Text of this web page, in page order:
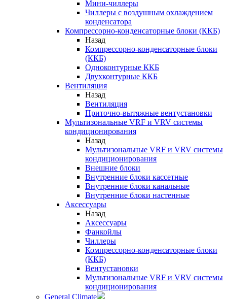
Мини-чиллеры
Чиллеры с воздушным охлаждением
конденсатора
Компрессорно-конденсаторные блоки (ККБ)
Назад
Компрессорно-конденсаторные блоки
(ККБ)
Одноконтурные ККБ
Двухконтурные ККБ
Вентиляция
Назад
Вентиляция
Приточно-вытяжные вентустановки
Мультизональные VRF и VRV системы
кондиционирования
Назад
Мультизональные VRF и VRV системы
кондиционирования
Внешние блоки
Внутренние блоки кассетные
Внутренние блоки канальные
Внутренние блоки настенные
Аксессуары
Назад
Аксессуары
Фанкойлы
Чиллеры
Компрессорно-конденсаторные блоки
(ККБ)
Вентустановки
Мультизональные VRF и VRV системы
кондиционирования
General Climate